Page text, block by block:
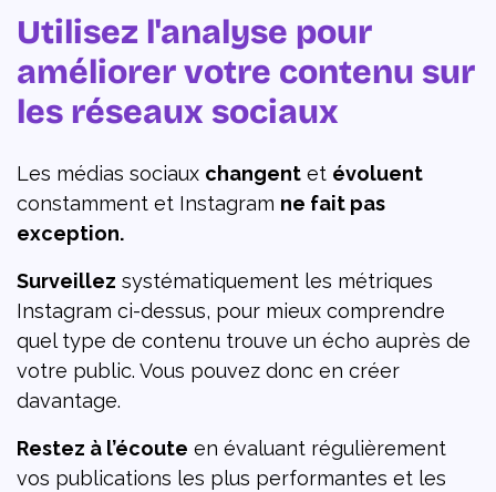
Utilisez l'analyse pour
améliorer votre contenu sur
les réseaux sociaux
Les médias sociaux changent et évoluent
constamment et ​​Instagram ne fait pas
exception.
Surveillez systématiquement les métriques
Instagram ci-dessus, pour mieux comprendre
quel type de contenu trouve un écho auprès de
votre public. Vous pouvez donc en créer
davantage.
Restez à l’écoute en évaluant régulièrement
vos publications les plus performantes et les